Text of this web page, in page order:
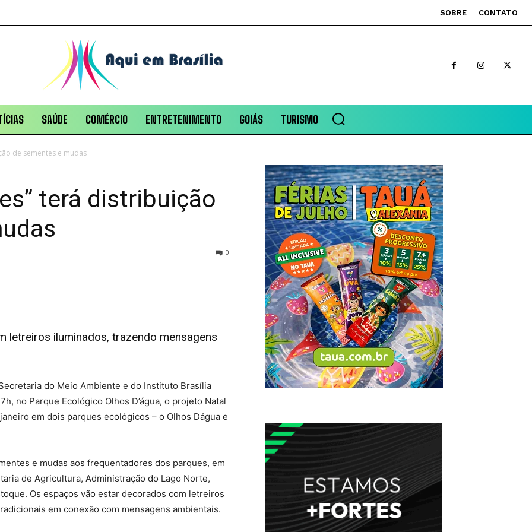
SOBRE CONTATO
SAÚDE COMÉRCIO ENTRETENIMENTO GOIÁS TURISMO
de sementes e mudas
terá distribuição
0
letreiros iluminados, trazendo mensagens
do Meio Ambiente e do Instituto Brasília
no Parque Ecológico Olhos D’água, o projeto Natal
em dois parques ecológicos – o Olhos Dágua e
e mudas aos frequentadores dos parques, em
de Agricultura, Administração do Lago Norte,
Os espaços vão estar decorados com letreiros
em conexão com mensagens ambientais.